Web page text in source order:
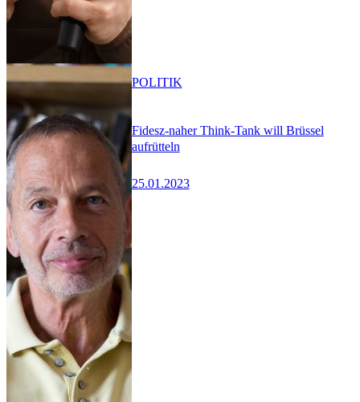
Fidesz-naher Think-Tank will Brüssel
aufrütteln
25.01.2023
POLITIK